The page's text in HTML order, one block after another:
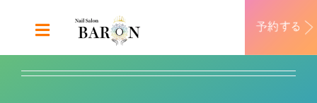
Toggle
Navigation
ABOUT